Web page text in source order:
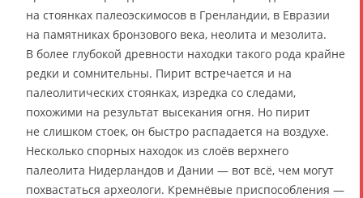
на стоянках палеоэскимосов в Гренландии, в Евразии
на памятниках бронзового века, неолита и мезолита.
В более глубокой древности находки такого рода крайне
редки и сомнительны. Пирит встречается и на
палеолитических стоянках, изредка со следами,
похожими на результат высекания огня. Но пирит
не слишком стоек, он быстро распадается на воздухе.
Несколько спорных находок из слоёв верхнего
палеолита Нидерландов и Дании — вот всё, чем могут
похвастаться археологи. Кремнёвые приспособления —